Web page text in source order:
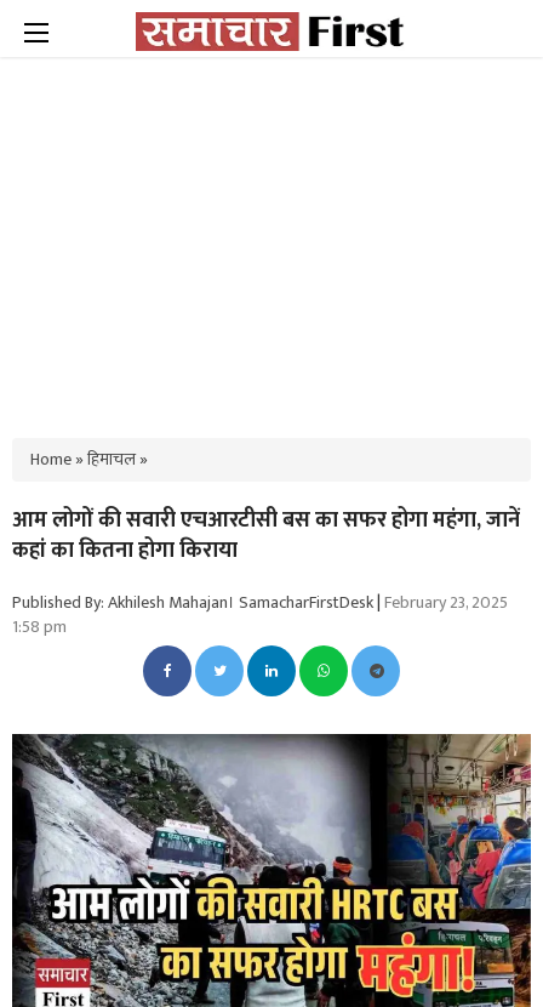
Home»हिमाचल»
आम लोगों की सवारी एचआरटीसी बस का सफर होगा महंगा, जानें
कहां का कितना होगा किराया
Published By: Akhilesh Mahajan। SamacharFirstDesk|February 23, 2025
1:58 pm